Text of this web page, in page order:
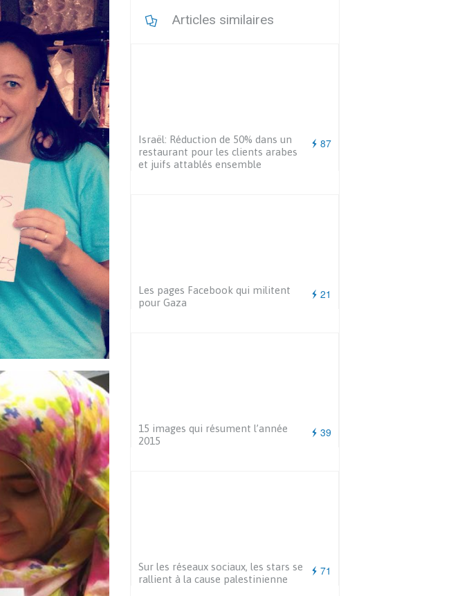
Articles similaires
87
Israël: Réduction de 50% dans un
restaurant pour les clients arabes
et juifs attablés ensemble
21
Les pages Facebook qui militent
pour Gaza
39
15 images qui résument l’année
2015
71
Sur les réseaux sociaux, les stars se
rallient à la cause palestinienne